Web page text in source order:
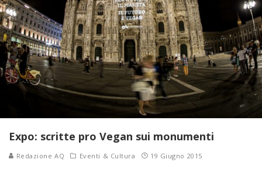
Expo: scritte pro Vegan sui monumenti
Redazione AQ Eventi & Cultura 19 Giugno 2015